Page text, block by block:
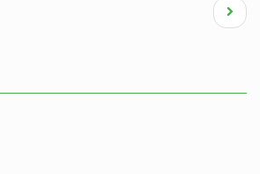
Next
page